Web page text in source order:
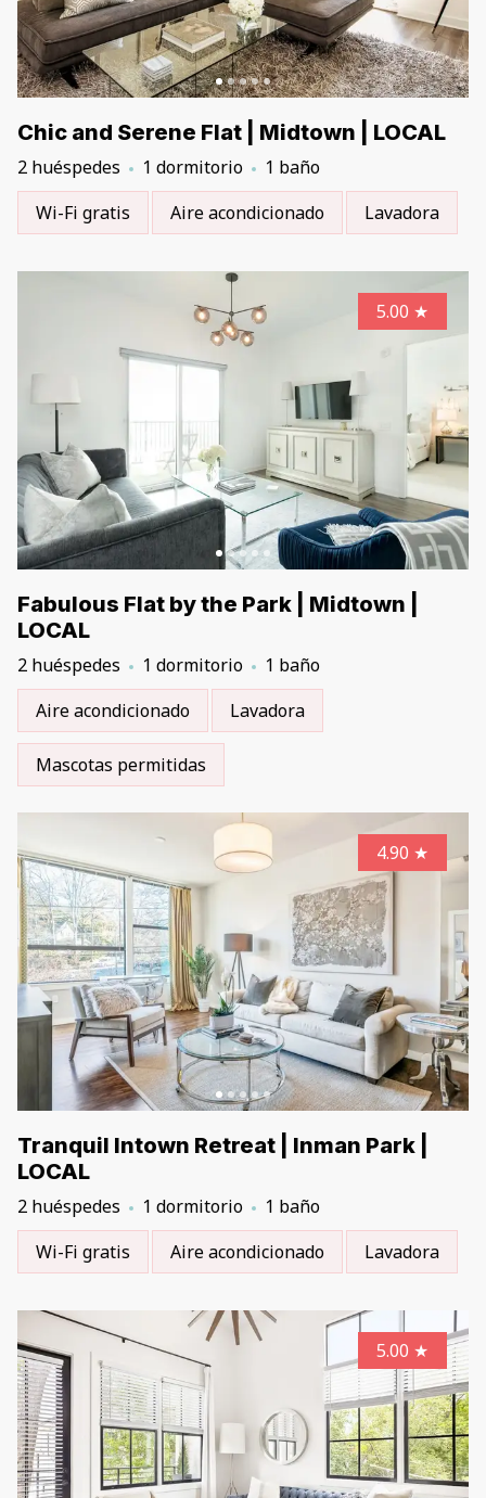
Chic and Serene Flat | Midtown | LOCAL
2 huéspedes 1 dormitorio
1 baño
Wi-Fi gratis
Aire acondicionado Lavadora
5.00 ★
Fabulous Flat by the Park | Midtown |
LOCAL
2 huéspedes 1 dormitorio
1 baño
Aire acondicionado
Lavadora
Mascotas permitidas
4.90 ★
Tranquil Intown Retreat | Inman Park |
LOCAL
2 huéspedes 1 dormitorio
1 baño
Wi-Fi gratis
Aire acondicionado Lavadora
5.00 ★